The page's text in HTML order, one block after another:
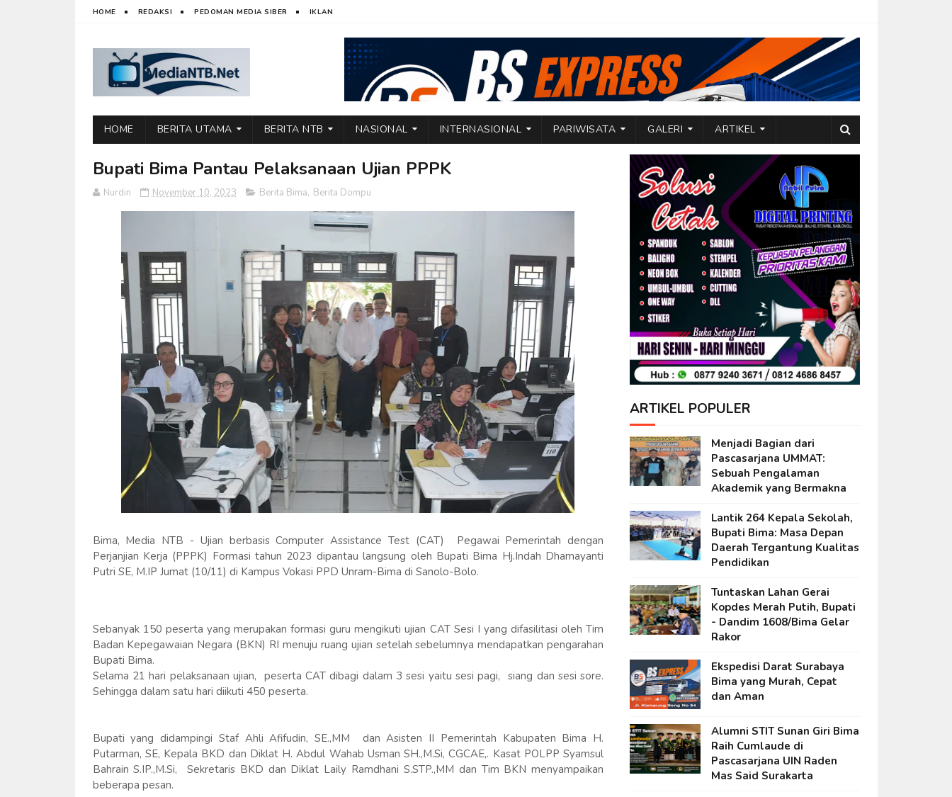
HOME REDAKSI PEDOMAN MEDIA SIBER IKLAN
HOME BERITA UTAMA BERITA NTB NASIONAL INTERNASIONAL PARIWISATA GALERI ARTIKEL
Bupati Bima Pantau Pelaksanaan Ujian PPPK
Nurdin November 10, 2023 Berita Bima, Berita Dompu
Bima, Media NTB - Ujian berbasis Computer Assistance Test (CAT) Pegawai Pemerintah dengan
Perjanjian Kerja (PPPK) Formasi tahun 2023 dipantau langsung oleh Bupati Bima Hj.Indah Dhamayanti
Putri SE, M.IP Jumat (10/11) di Kampus Vokasi PPD Unram-Bima di Sanolo-Bolo.
Sebanyak 150 peserta yang merupakan formasi guru mengikuti ujian CAT Sesi I yang difasilitasi oleh Tim
Badan Kepegawaian Negara (BKN) RI menuju ruang ujian setelah sebelumnya mendapatkan pengarahan
Bupati Bima.
Selama 21 hari pelaksanaan ujian, peserta CAT dibagi dalam 3 sesi yaitu sesi pagi, siang dan sesi sore.
Sehingga dalam satu hari diikuti 450 peserta.
Bupati yang didampingi Staf Ahli Afifudin, SE.,MM dan Asisten II Pemerintah Kabupaten Bima H.
Putarman, SE, Kepala BKD dan Diklat H. Abdul Wahab Usman SH.,M.Si, CGCAE,. Kasat POLPP Syamsul
Bahrain S.IP.,M.Si, Sekretaris BKD dan Diklat Laily Ramdhani S.STP.,MM dan Tim BKN menyampaikan
beberapa pesan.
ARTIKEL POPULER
Menjadi Bagian dari
Pascasarjana UMMAT:
Sebuah Pengalaman
Akademik yang Bermakna
Lantik 264 Kepala Sekolah,
Bupati Bima: Masa Depan
Daerah Tergantung Kualitas
Pendidikan
Tuntaskan Lahan Gerai
Kopdes Merah Putih, Bupati
- Dandim 1608/Bima Gelar
Rakor
Ekspedisi Darat Surabaya
Bima yang Murah, Cepat
dan Aman
Alumni STIT Sunan Giri Bima
Raih Cumlaude di
Pascasarjana UIN Raden
Mas Said Surakarta